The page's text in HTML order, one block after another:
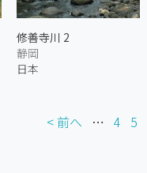
修善寺川 2
静岡
日本
< 前へ … 4 5